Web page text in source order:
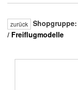
zurück Shopgruppe:
/ Freiflugmodelle